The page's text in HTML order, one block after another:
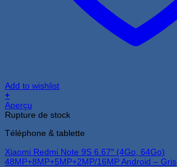
Add to wishlist
+
Aperçu
Rupture de stock
Téléphone & tablette
Xiaomi Redmi Note 9S 6.67″ (4Go, 64Go)
48MP+8MP+5MP+2MP/16MP Android – Gris